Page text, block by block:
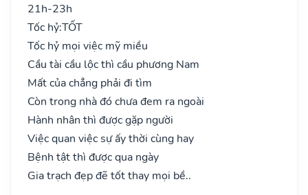
21h-23h
Tốc hỷ:TỐT
Tốc hỷ mọi việc mỹ miều
Cầu tài cầu lộc thì cầu phương Nam
Mất của chẳng phải đi tìm
Còn trong nhà đó chưa đem ra ngoài
Hành nhân thì được gặp người
Việc quan việc sự ấy thời cùng hay
Bệnh tật thì được qua ngày
Gia trạch đẹp đẽ tốt thay mọi bề..